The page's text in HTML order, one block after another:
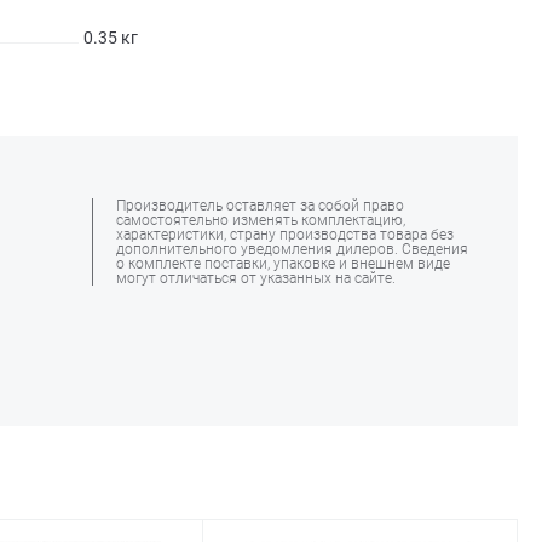
0.35 кг
Производитель оставляет за собой право
самостоятельно изменять комплектацию,
характеристики, страну производства товара без
дополнительного уведомления дилеров. Сведения
о комплекте поставки, упаковке и внешнем виде
могут отличаться от указанных на сайте.